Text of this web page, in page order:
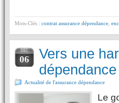
Mots-Clés : contrat assurance dépendance
DÉC
06
Vers une
Actualité de l'assurance dépendance
Le